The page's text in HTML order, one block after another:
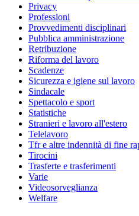
Privacy
Professioni
Provvedimenti disciplinari
Pubblica amministrazione
Retribuzione
Riforma del lavoro
Scadenze
Sicurezza e igiene sul lavoro
Sindacale
Spettacolo e sport
Statistiche
Stranieri e lavoro all'estero
Telelavoro
Tfr e altre indennità di fine
Tirocini
Trasferte e trasferimenti
Varie
Videosorveglianza
Welfare